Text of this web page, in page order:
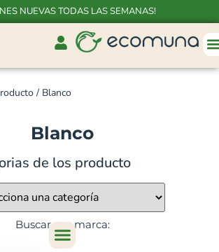
NUEVAS TODAS LAS SEMANAS!
/ Blanco
Blanco
de los producto
Buscar por marca: